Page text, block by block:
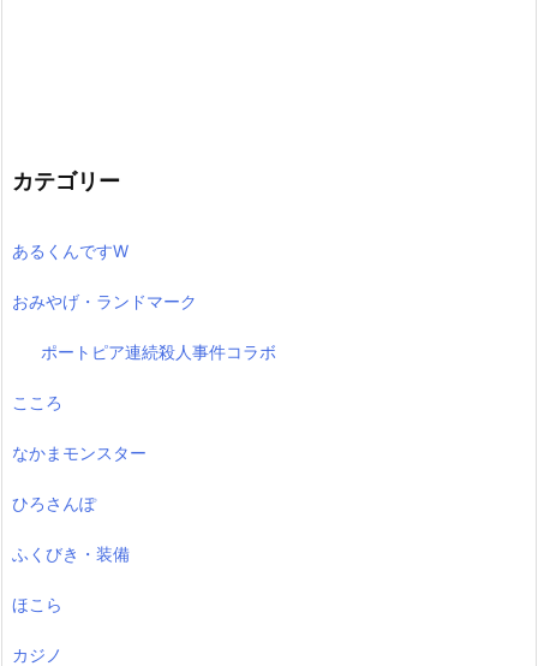
カテゴリー
あるくんですW
おみやげ・ランドマーク
ポートピア連続殺人事件コラボ
こころ
なかまモンスター
ひろさんぽ
ふくびき・装備
ほこら
カジノ